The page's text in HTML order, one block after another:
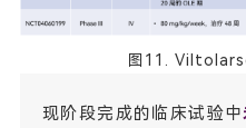
图11.
现阶段完成的临床试验中